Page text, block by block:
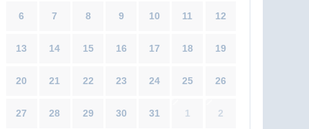
6 7 8 9 10 11 12
13 14 15 16 17 18 19
20 21 22 23 24 25 26
27 28 29 30 31 1 2